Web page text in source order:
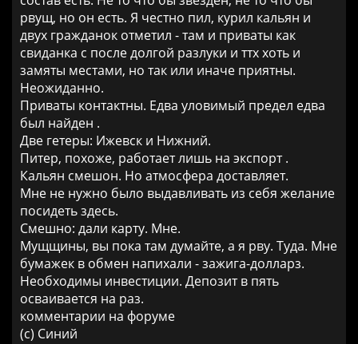
рвущ, но он есть. Я честно пил, курил кальян и
двух гражданок отметил - там и приваты как
свиданка с после долгой разлуки и ттх хоть и
замяты местами, но так или иначе приятны.
Неожиданно.
Приваты контактны. Едва уловимый предел едва
был найден .
Две гетеры: Ижевск и Нижний.
Питер, похоже, работает лишь на экспорт .
Кальян смешон. Но атмосфера доставляет.
Мне не нужно было выдавливать из себя желание
посидеть здесь.
Смешно: дали карту. Мне.
Мущщины, вы пока там думайте, а я рву. Туда. Мне
бумажек в обмен напихали - зажига-долларз.
Необходимы инвестиции. Депозит в пять
осваивается на раз.
комментарии на форуме
(c) Синий